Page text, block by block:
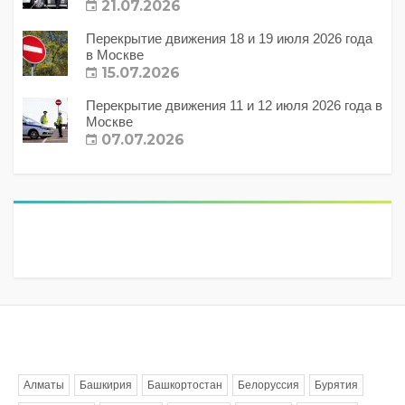
21.07.2026
Перекрытие движения 18 и 19 июля 2026 года
в Москве
15.07.2026
Перекрытие движения 11 и 12 июля 2026 года в
Москве
07.07.2026
Алматы Башкирия Башкортостан Белоруссия Бурятия